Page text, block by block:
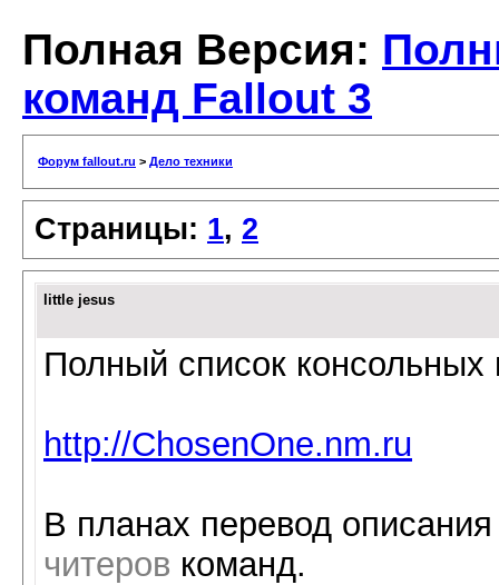
Полная Версия:
команд Fallout 3
Форум fallout.ru > Дело техники
Страницы: 1, 2
little jesus
Полный список
http://ChosenOne.nm.ru
В планах перевод
читеров команд.